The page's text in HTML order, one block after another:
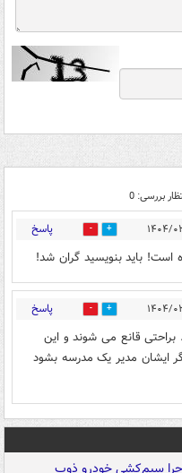
بررسی: 0
1 پاسخ
است! باید بنویسید گران شد!
0 پاسخ
براحتی قانع می شوند و این
ایشان مدیر یک مدرسه بشود